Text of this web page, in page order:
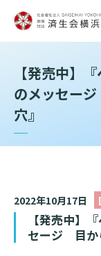
【発売中】
のメッセー
穴』
2022年10月17日
【発売中】
セージ 目か